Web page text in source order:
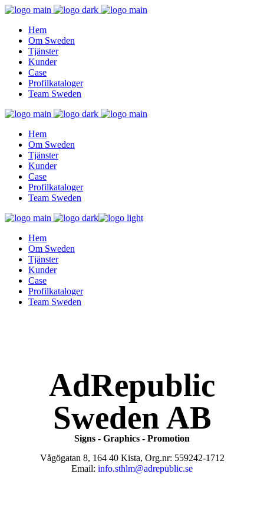
Hem
Om Sweden
Tjänster
Kunder
Case
Profilkataloger
Team Sweden
Hem
Om Sweden
Tjänster
Kunder
Case
Profilkataloger
Team Sweden
Hem
Om Sweden
Tjänster
Kunder
Case
Profilkataloger
Team Sweden
AdRepublic
Sweden AB
Signs - Graphics - Promotion
Vågögatan 8, 164 40 Kista, Org.nr: 559242-1712
Email: info.sthlm@adrepublic.se